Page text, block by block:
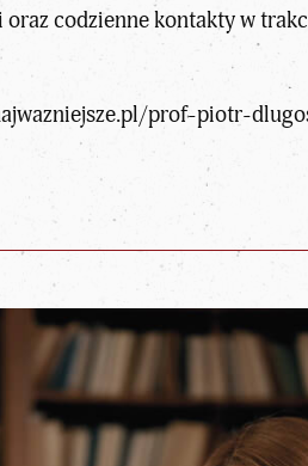
codzienne kontakty w
prof-piotr-